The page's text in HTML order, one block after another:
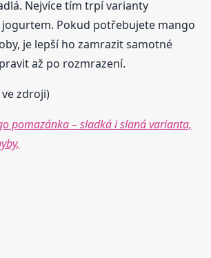
Nejvíce tím trpí varianty
Pokud potřebujete mango
je lepší ho zamrazit samotné
až po rozmrazení.
zdroji)
pomazánka – sladká i slaná varianta,